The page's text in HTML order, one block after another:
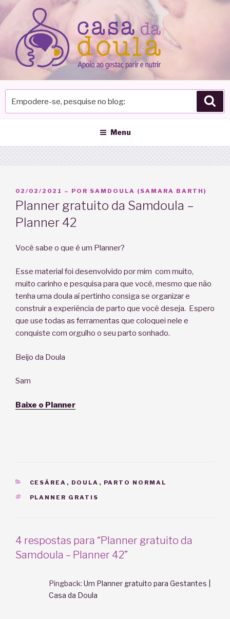
Pular
para
conteúdo
pesquise
blog
Menu
PUBLICADO
EM
02/02/2021 – POR SAMDOULA (SAMARA BARTH)
Planner gratuito da Samdoula –
Planner 42
Você sabe o que é um Planner?
Esse material foi desenvolvido por mim com muito,
muito carinho e pesquisa para que você, mesmo que não
tenha uma doula aí pertinho consiga se organizar e
construir a experiência de parto que você deseja. Espero
que use todas as ferramentas que coloquei nele e
conquiste com orgulho o seu parto sonhado.
Beijo da Doula
Sam
Baixe o Planner
CATEGORIAS
CESÁREA , DOULA , PARTO NORMAL
TAGS
PLANNER GRATIS
4 respostas para “Planner gratuito da
Samdoula – Planner 42”
Pingback: Um Planner gratuito para Gestantes |
Casa da Doula